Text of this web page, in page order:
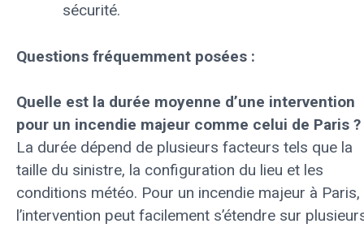
sécurité.
Questions fréquemment posées :
Quelle est la durée moyenne d’une intervention
pour un incendie majeur comme celui de Paris ?
La durée dépend de plusieurs facteurs tels que la
taille du sinistre, la configuration du lieu et les
conditions météo. Pour un incendie majeur à Paris,
l’intervention peut facilement s’étendre sur